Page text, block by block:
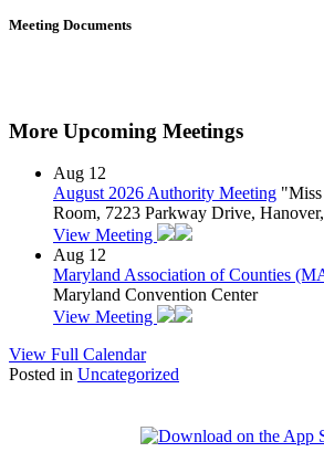
Meeting Documents
More Upcoming Meetings
Aug 12
August 2026 Authority Meeting
Room, 7223 Parkway Drive,
View Meeting
Aug 12
Maryland Association of Counties
Maryland Convention Center
View Meeting
View Full Calendar
Posted in Uncategorized